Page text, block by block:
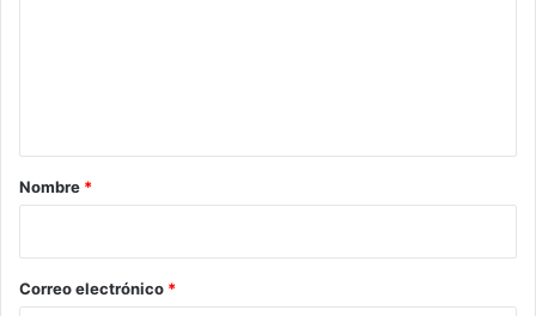
r
*
Nombre *
Correo electrónico *